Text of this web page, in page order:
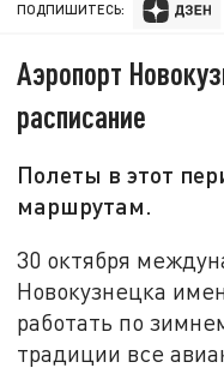
ПОДПИШИТЕСЬ:
Аэропорт
расписание
Полеты в этот
маршрутам.
30 октября
Новокузнецка
работать по
традиции все